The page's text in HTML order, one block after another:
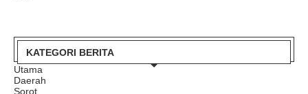
KATEGORI BERITA
Utama
Daerah
Sorot